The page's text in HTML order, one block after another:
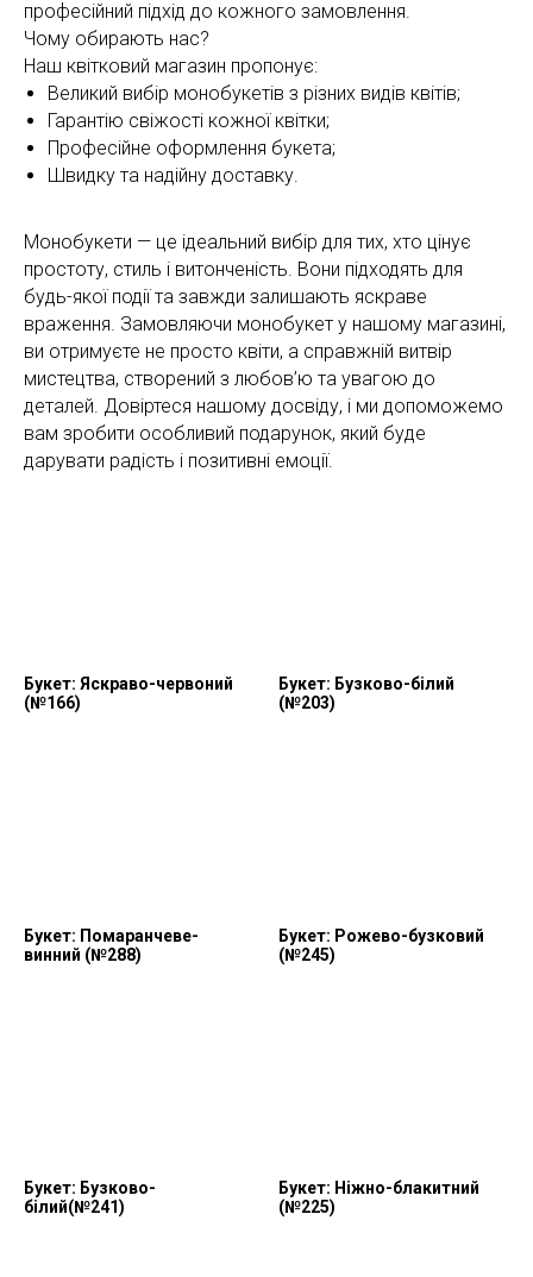
професійний підхід до кожного замовлення.
Чому обирають нас?
Наш квітковий магазин пропонує:
Великий вибір монобукетів з різних видів квітів;
Гарантію свіжості кожної квітки;
Професійне оформлення букета;
Швидку та надійну доставку.
Монобукети — це ідеальний вибір для тих, хто цінує
простоту, стиль і витонченість. Вони підходять для
будь-якої події та завжди залишають яскраве
враження. Замовляючи монобукет у нашому магазині,
ви отримуєте не просто квіти, а справжній витвір
мистецтва, створений з любов’ю та увагою до
деталей. Довіртеся нашому досвіду, і ми допоможемо
вам зробити особливий подарунок, який буде
дарувати радість і позитивні емоції.
Букет: Яскраво-червоний
(№166)
Букет: Бузково-білий
(№203)
Букет: Помаранчеве-
винний (№288)
Букет: Рожево-бузковий
(№245)
Букет: Бузково-
білий(№241)
Букет: Ніжно-блакитний
(№225)